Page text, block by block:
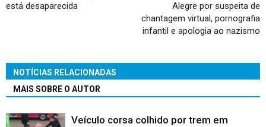
está desaparecida
Alegre por suspeita de
chantagem virtual, pornografia
infantil e apologia ao nazismo
NOTÍCIAS RELACIONADAS
MAIS SOBRE O AUTOR
Veículo corsa colhido por trem em